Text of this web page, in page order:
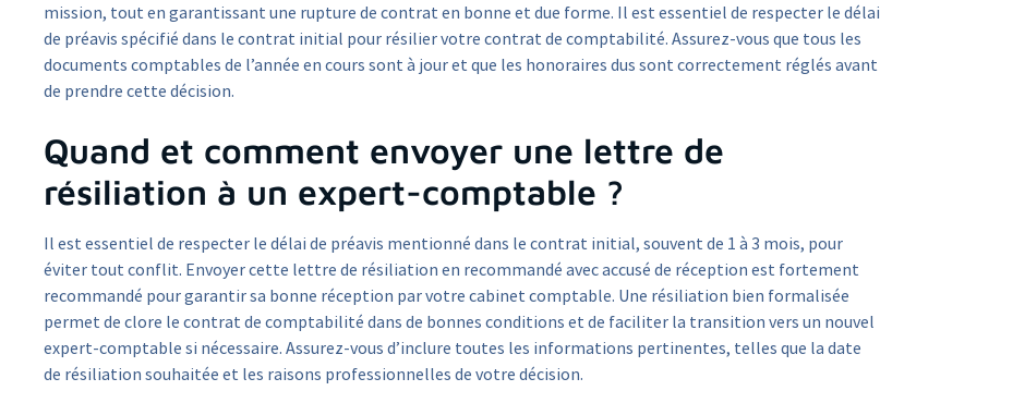
mission, tout en garantissant une rupture de contrat en bonne et due forme. Il est essentiel de respecter le délai
de préavis spécifié dans le contrat initial pour résilier votre contrat de comptabilité. Assurez-vous que tous les
documents comptables de l’année en cours sont à jour et que les honoraires dus sont correctement réglés avant
de prendre cette décision.
Quand et comment envoyer une lettre de
résiliation à un expert-comptable ?
Il est essentiel de respecter le délai de préavis mentionné dans le contrat initial, souvent de 1 à 3 mois, pour
éviter tout conflit. Envoyer cette lettre de résiliation en recommandé avec accusé de réception est fortement
recommandé pour garantir sa bonne réception par votre cabinet comptable. Une résiliation bien formalisée
permet de clore le contrat de comptabilité dans de bonnes conditions et de faciliter la transition vers un nouvel
expert-comptable si nécessaire. Assurez-vous d’inclure toutes les informations pertinentes, telles que la date
de résiliation souhaitée et les raisons professionnelles de votre décision.